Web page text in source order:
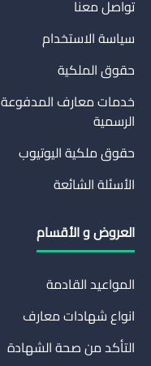
تواصل معنا
سياسة الاستخدام
حقوق الملكية
خدمات معارف المدفوعة
الرسمية
حقوق ملكية اليوتيوب
الأسئلة الشائعة
العروض و الأقسام
المواعيد القادمة
انواع شهادات معارف
التأكد من صحة الشهادة